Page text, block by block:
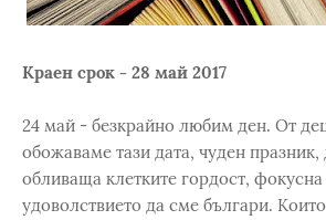
Краен срок - 28 май 2017
24 май - безкрайно любим ден. От
обожаваме тази дата, чуден празник,
обливаща клетките гордост, фокусна
удоволствието да сме българи.